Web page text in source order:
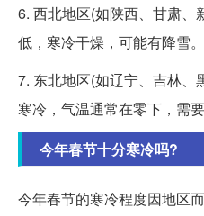
6. 西北地区(如陕西、甘肃、
低，寒冷干燥，可能有降雪。
7. 东北地区(如辽宁、吉林、
寒冷，气温通常在零下，需
今年春节十分寒冷吗?
今年春节的寒冷程度因地区